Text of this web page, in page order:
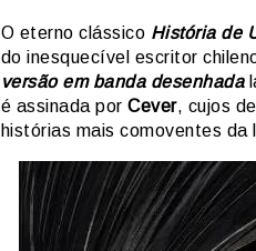
O eterno clássico História de
do inesquecível escritor
versão em banda desenhada
é assinada por Cever, cujos
histórias mais comoventes